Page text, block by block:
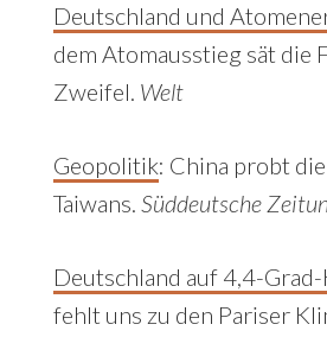
Deutschland und
dem Atomausstieg sät die
Zweifel. Welt
Geopolitik: China probt
Taiwans. Süddeutsche
Deutschland auf 4,4-
fehlt uns zu den Pariser